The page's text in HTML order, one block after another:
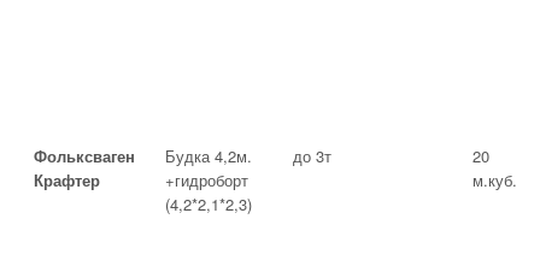
Фольксваген
Крафтер
Будка 4,2м.
+гидроборт
(4,2*2,1*2,3)
до 3т
20
м.куб.